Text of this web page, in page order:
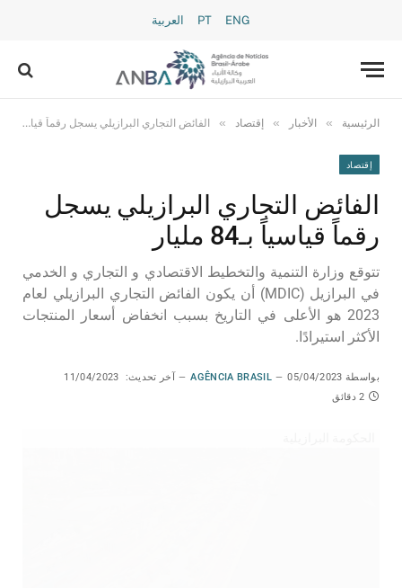
PT ENG العربية
الرئيسية » الأخبار » إقتصاد » الفائض التجاري البرازيلي يسجل رقماً قياسياً بـ84 مليار
إقتصاد
الفائض التجاري البرازيلي يسجل
رقماً قياسياً بـ84 مليار
تتوقع وزارة التنمية والتخطيط الاقتصادي و التجاري و الخدمي
في البرازيل (MDIC) أن يكون الفائض التجاري البرازيلي لعام
2023 هو الأعلى في التاريخ بسبب انخفاض أسعار المنتجات
الأكثر استيرادًا.
بواسطة AGÊNCIA BRASIL 05/04/2023 آخر تحديث:
11/04/2023
2 دقائق